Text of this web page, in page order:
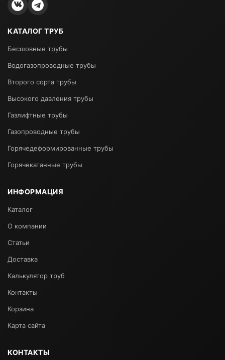
КАТАЛОГ ТРУБ
Бесшовные трубы
Водогазопроводные трубы
Второго сорта трубы
Высокого давления трубы
Газлифтные трубы
Газопроводные трубы
Горячедеформированные трубы
Горячекатанные трубы
ИНФОРМАЦИЯ
Каталог
О компании
Статьи
Доставка
Калькулятор труб
Контакты
Корзина
Карта сайта
КОНТАКТЫ